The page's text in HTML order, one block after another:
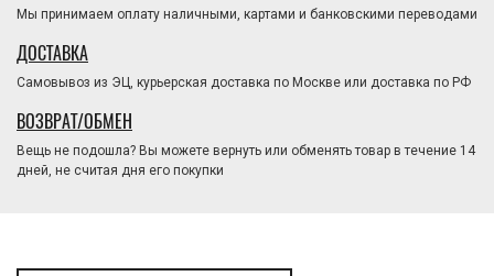
Мы принимаем оплату наличными, картами и банковскими переводами
ДОСТАВКА
Самовывоз из ЭЦ, курьерская доставка по Москве или доставка по РФ
ВОЗВРАТ/ОБМЕН
Вещь не подошла? Вы можете вернуть или обменять товар в течение 14
дней, не считая дня его покупки